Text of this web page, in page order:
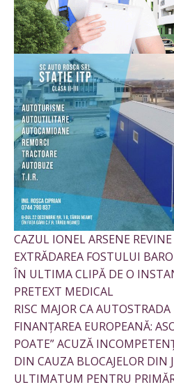
CAZUL IONEL ARSENE
EXTRĂDAREA FOSTULUI
ÎN ULTIMA CLIPĂ DE O
PRETEXT MEDICAL
RISC MAJOR CA
FINANȚAREA EUROPEANĂ:
POATE” ACUZĂ
DIN CAUZA BLOCAJELOR DIN
ULTIMATUM PENTRU